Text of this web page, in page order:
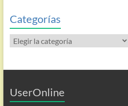
Categorías
Categorías
UserOnline